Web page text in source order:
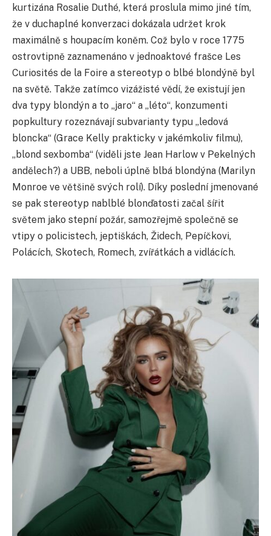
kurtizána Rosalie Duthé, která proslula mimo jiné tím,
že v duchaplné konverzaci dokázala udržet krok
maximálně s houpacím koněm. Což bylo v roce 1775
ostrovtipně zaznamenáno v jednoaktové frašce Les
Curiosités de la Foire a stereotyp o blbé blondýně byl
na světě. Takže zatímco vizážisté vědí, že existují jen
dva typy blondýn a to „jaro“ a „léto“, konzumenti
popkultury rozeznávají subvarianty typu „ledová
bloncka“ (Grace Kelly prakticky v jakémkoliv filmu),
„blond sexbomba“ (viděli jste Jean Harlow v Pekelných
andělech?) a UBB, neboli úplně blbá blondýna (Marilyn
Monroe ve většině svých rolí). Díky poslední jmenované
se pak stereotyp nablblé blonďatosti začal šířit
světem jako stepní požár, samozřejmě společně se
vtipy o policistech, jeptiškách, Židech, Pepíčkovi,
Polácích, Skotech, Romech, zvířátkách a vidlácích.